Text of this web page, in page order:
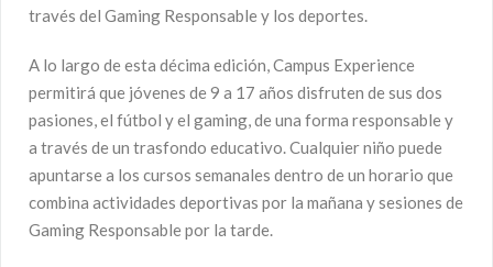
través del Gaming Responsable y los deportes.
A lo largo de esta décima edición, Campus Experience
permitirá que jóvenes de 9 a 17 años disfruten de sus dos
pasiones, el fútbol y el gaming, de una forma responsable y
a través de un trasfondo educativo. Cualquier niño puede
apuntarse a los cursos semanales dentro de un horario que
combina actividades deportivas por la mañana y sesiones de
Gaming Responsable por la tarde.